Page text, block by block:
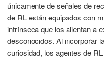
únicamente de señales de
de RL están equipados con
intrínseca que los alientan a
desconocidos. Al incorporar
curiosidad, los agentes de